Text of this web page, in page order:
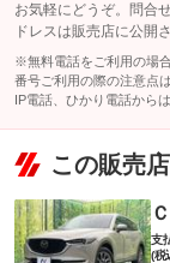
お気軽にどうぞ。問合
ドレスは販売店に公開
※無料電話をご利用の場
番号ご利用の際の注意点は
IP電話、ひかり電話から
この販売
支
(税